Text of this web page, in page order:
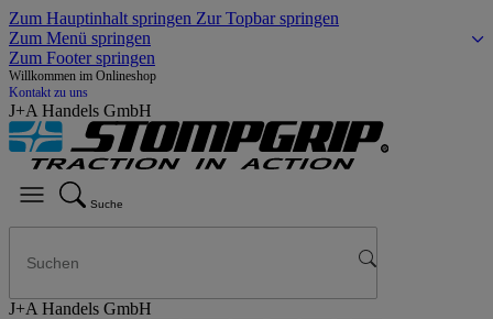
Zum Hauptinhalt springen Zur Topbar springen
Zum Menü springen
Zum Footer springen
Willkommen im Onlineshop
Kontakt zu uns
J+A Handels GmbH
Suche
J+A Handels GmbH